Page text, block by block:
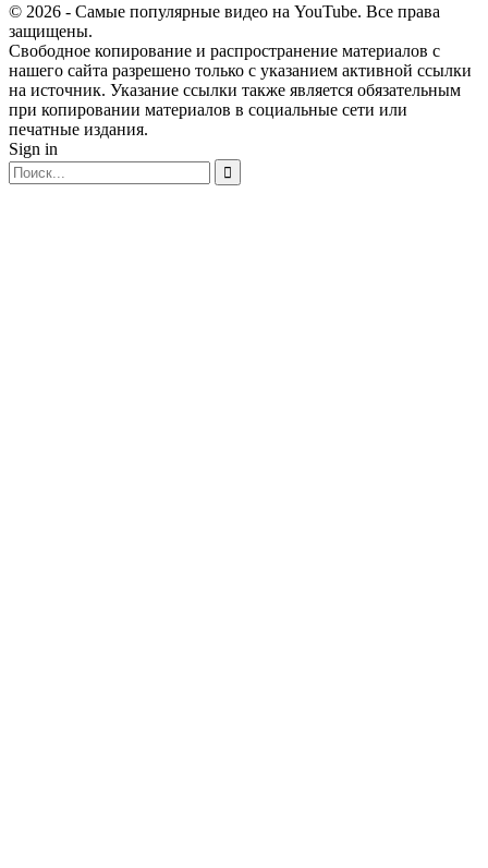
© 2026 - Самые популярные видео на YouTube. Все права
защищены.
Свободное копирование и распространение материалов с
нашего сайта разрешено только с указанием активной ссылки
на источник. Указание ссылки также является обязательным
при копировании материалов в социальные сети или
печатные издания.
Sign in